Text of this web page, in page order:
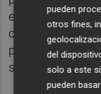
empresas, entre
crudo desde el
plazo hasta el
sus
pueden
otros fines,
del
solo a este
pueden